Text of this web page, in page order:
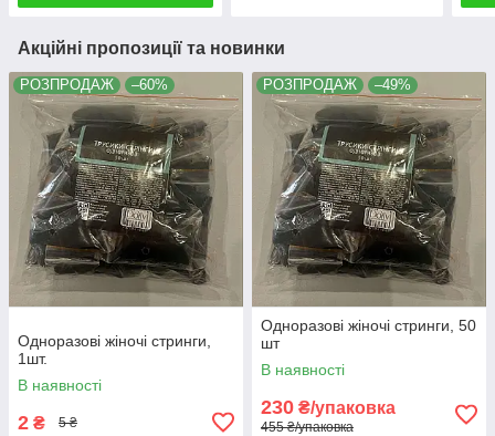
Акційні пропозиції та новинки
РОЗПРОДАЖ –60%
Одноразові жіночі стринги,
1шт.
В наявності
2 ₴ 5 ₴
РОЗПРОДАЖ –49%
Одноразові жіночі стринги, 50
шт
В наявності
230 ₴/упаковка
455 ₴/упаковка